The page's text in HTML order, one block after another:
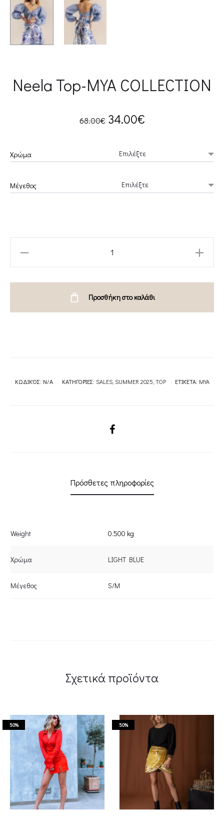
Neela Top-MYA COLLECTION
68.00€ Original
was:
68.00€.
34.00€Current
is:
34.00€.
Χρώμα
Μέγεθος
Προσθήκη στο καλάθι
ΚΩΔΙΚΌΣ: N/A ΚΑΤΗΓΟΡΊΕΣ: SALES, SUMMER 2025 TOP ΕΤΙΚΈΤΑ: MYA
SHARE
Πρόσθετες πληροφορίες
Weight 0.500 kg
Χρώμα LIGHT BLUE
Μέγεθος S/M
Σχετικά προϊόντα
50% 50%